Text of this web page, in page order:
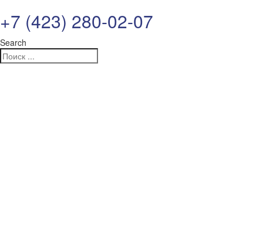
+7 (423) 280-02-07
Search